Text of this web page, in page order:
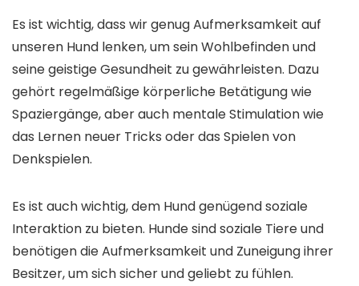
Es ist wichtig, dass wir genug Aufmerksamkeit auf
unseren Hund lenken, um sein Wohlbefinden und
seine geistige Gesundheit zu gewährleisten. Dazu
gehört regelmäßige körperliche Betätigung wie
Spaziergänge, aber auch mentale Stimulation wie
das Lernen neuer Tricks oder das Spielen von
Denkspielen.
Es ist auch wichtig, dem Hund genügend soziale
Interaktion zu bieten. Hunde sind soziale Tiere und
benötigen die Aufmerksamkeit und Zuneigung ihrer
Besitzer, um sich sicher und geliebt zu fühlen.